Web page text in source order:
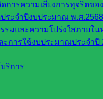
การความเสี่ยงการทุจริต
ระจำปีงบประมาณ พ.ศ.2568
รมและความโปร่งใสภายใ
การใช้งบประมาณประจำปี
ริการ